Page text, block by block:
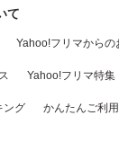
て
Yahoo!フリマからの
Yahoo!フリマ特集
ング かんたんご利